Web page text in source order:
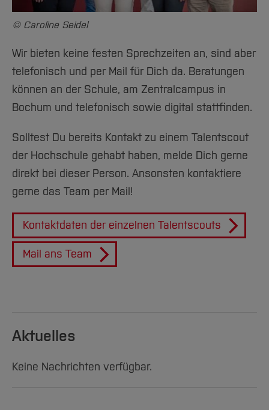
© Caroline Seidel
Wir bieten keine festen Sprechzeiten an, sind aber
telefonisch und per Mail für Dich da. Beratungen
können an der Schule, am Zentralcampus in
Bochum und telefonisch sowie digital stattfinden.
Solltest Du bereits Kontakt zu einem Talentscout
der Hochschule gehabt haben, melde Dich gerne
direkt bei dieser Person. Ansonsten kontaktiere
gerne das Team per Mail!
Kontaktdaten der einzelnen Talentscouts
Mail ans Team
Aktuelles
Keine Nachrichten verfügbar.